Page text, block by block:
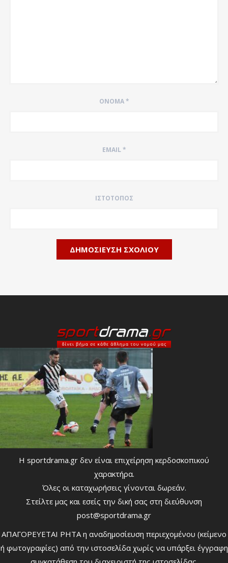
ΌΝΟΜΑ*
EMAIL*
ΙΣΤΌΤΟΠΟΣ
Η sportdrama.gr δεν είναι επιχείρηση κερδοσκοπικού
χαρακτήρα.
Όλες οι καταχωρήσεις γίνονται δωρεάν.
Στείλτε μας και εσείς την δική σας στη διεύθυνση
post@sportdrama.gr
ΑΠΑΓΟΡΕΥΕΤΑΙ ΡΗΤΑ η αναδημοσίευση περιεχομένου (κείμενο
ή φωτογραφίες) από την ιστοσελίδα χωρίς να υπάρξει έγγραφη